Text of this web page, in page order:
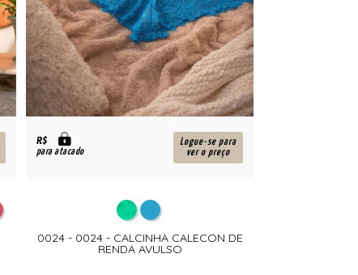
R$
para atacado
Logue-se para
ver o preço
0024 - 0024 - CALCINHA CALECON DE
RENDA AVULSO